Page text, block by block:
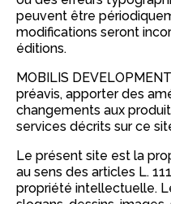
peuvent être
modifications seront
éditions.
MOBILIS
préavis, apporter des
changements aux
services décrits sur ce
Le présent site est la
au sens des articles L.
propriété intellectuelle.